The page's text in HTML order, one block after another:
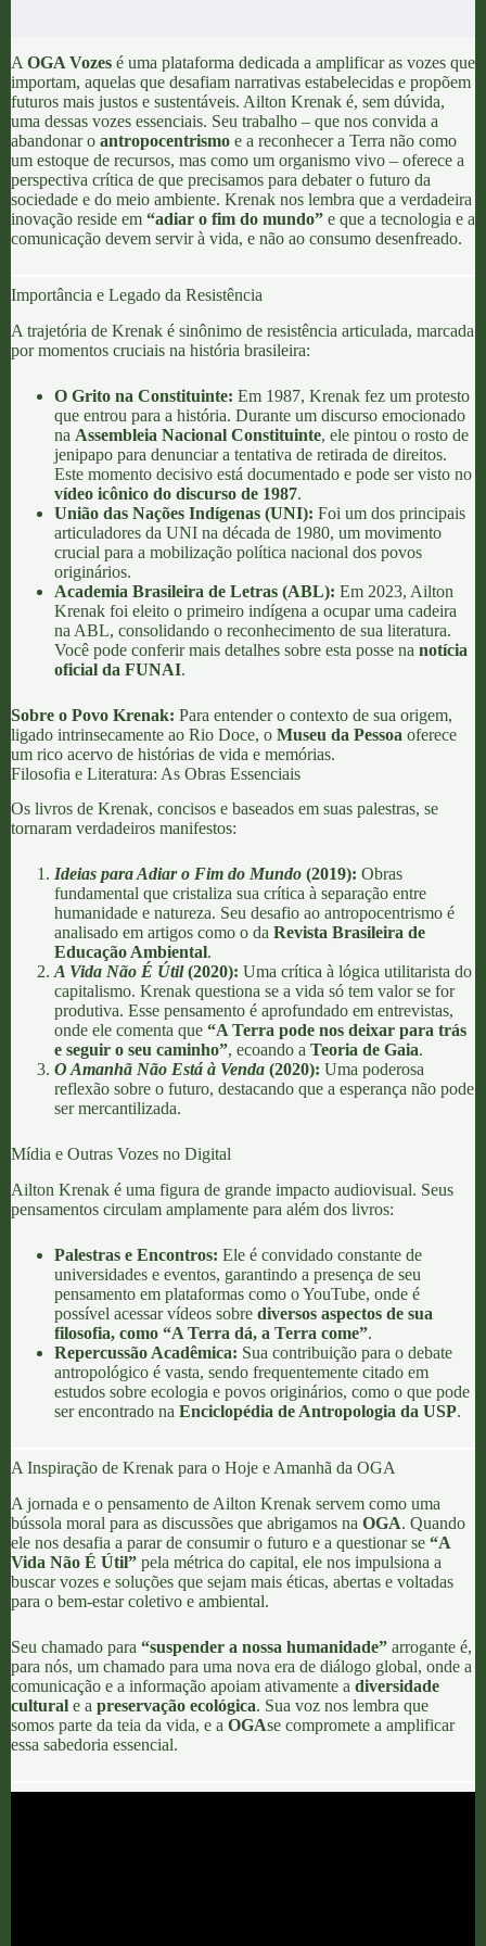
A OGA Vozes é uma plataforma dedicada a amplificar as vozes que
importam, aquelas que desafiam narrativas estabelecidas e propõem
futuros mais justos e sustentáveis. Ailton Krenak é, sem dúvida,
uma dessas vozes essenciais. Seu trabalho – que nos convida a
abandonar o antropocentrismo e a reconhecer a Terra não como
um estoque de recursos, mas como um organismo vivo – oferece a
perspectiva crítica de que precisamos para debater o futuro da
sociedade e do meio ambiente. Krenak nos lembra que a verdadeira
inovação reside em “adiar o fim do mundo” e que a tecnologia e a
comunicação devem servir à vida, e não ao consumo desenfreado.
Importância e Legado da Resistência
A trajetória de Krenak é sinônimo de resistência articulada, marcada
por momentos cruciais na história brasileira:
O Grito na Constituinte: Em 1987, Krenak fez um protesto
que entrou para a história. Durante um discurso emocionado
na Assembleia Nacional Constituinte, ele pintou o rosto de
jenipapo para denunciar a tentativa de retirada de direitos.
Este momento decisivo está documentado e pode ser visto no
vídeo icônico do discurso de 1987.
União das Nações Indígenas (UNI): Foi um dos principais
articuladores da UNI na década de 1980, um movimento
crucial para a mobilização política nacional dos povos
originários.
Academia Brasileira de Letras (ABL): Em 2023, Ailton
Krenak foi eleito o primeiro indígena a ocupar uma cadeira
na ABL, consolidando o reconhecimento de sua literatura.
Você pode conferir mais detalhes sobre esta posse na notícia
oficial da FUNAI.
Sobre o Povo Krenak: Para entender o contexto de sua origem,
ligado intrinsecamente ao Rio Doce, o Museu da Pessoa oferece
um rico acervo de histórias de vida e memórias.
Filosofia e Literatura: As Obras Essenciais
Os livros de Krenak, concisos e baseados em suas palestras, se
tornaram verdadeiros manifestos:
Ideias para Adiar o Fim do Mundo (2019): Obras
fundamental que cristaliza sua crítica à separação entre
humanidade e natureza. Seu desafio ao antropocentrismo é
analisado em artigos como o da Revista Brasileira de
Educação Ambiental.
A Vida Não É Útil (2020): Uma crítica à lógica utilitarista do
capitalismo. Krenak questiona se a vida só tem valor se for
produtiva. Esse pensamento é aprofundado em entrevistas,
onde ele comenta que “A Terra pode nos deixar para trás
e seguir o seu caminho”, ecoando a Teoria de Gaia.
O Amanhã Não Está à Venda (2020): Uma poderosa
reflexão sobre o futuro, destacando que a esperança não pode
ser mercantilizada.
Mídia e Outras Vozes no Digital
Ailton Krenak é uma figura de grande impacto audiovisual. Seus
pensamentos circulam amplamente para além dos livros:
Palestras e Encontros: Ele é convidado constante de
universidades e eventos, garantindo a presença de seu
pensamento em plataformas como o YouTube, onde é
possível acessar vídeos sobre diversos aspectos de sua
filosofia, como “A Terra dá, a Terra come”.
Repercussão Acadêmica: Sua contribuição para o debate
antropológico é vasta, sendo frequentemente citado em
estudos sobre ecologia e povos originários, como o que pode
ser encontrado na Enciclopédia de Antropologia da USP.
A Inspiração de Krenak para o Hoje e Amanhã da OGA
A jornada e o pensamento de Ailton Krenak servem como uma
bússola moral para as discussões que abrigamos na OGA. Quando
ele nos desafia a parar de consumir o futuro e a questionar se “A
Vida Não É Útil” pela métrica do capital, ele nos impulsiona a
buscar vozes e soluções que sejam mais éticas, abertas e voltadas
para o bem-estar coletivo e ambiental.
Seu chamado para “suspender a nossa humanidade” arrogante é,
para nós, um chamado para uma nova era de diálogo global, onde a
comunicação e a informação apoiam ativamente a diversidade
cultural e a preservação ecológica. Sua voz nos lembra que
somos parte da teia da vida, e a OGAse compromete a amplificar
essa sabedoria essencial.